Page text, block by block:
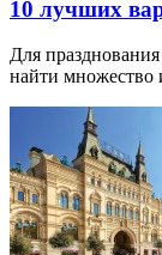
10 лучших
Для
найти